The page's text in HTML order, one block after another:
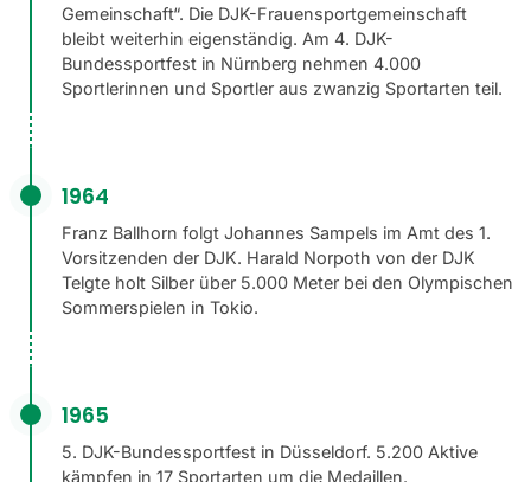
Gemeinschaft“. Die DJK-Frauensportgemeinschaft
bleibt weiterhin eigenständig. Am 4. DJK-
Bundessportfest in Nürnberg nehmen 4.000
Sportlerinnen und Sportler aus zwanzig Sportarten teil.
1964
Franz Ballhorn folgt Johannes Sampels im Amt des 1.
Vorsitzenden der DJK. Harald Norpoth von der DJK
Telgte holt Silber über 5.000 Meter bei den Olympischen
Sommerspielen in Tokio.
1965
5. DJK-Bundessportfest in Düsseldorf. 5.200 Aktive
kämpfen in 17 Sportarten um die Medaillen.